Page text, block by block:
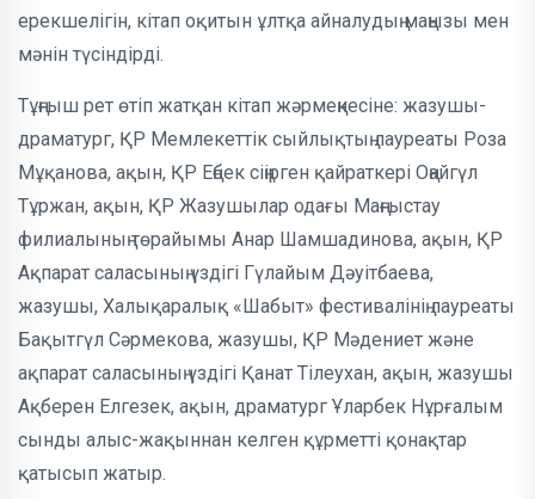
ерекшелігін, кітап оқитын ұлтқа айналудың маңызы мен
мәнін түсіндірді.
Тұңғыш рет өтіп жатқан кітап жәрмеңкесіне: жазушы-
драматург, ҚР Мемлекеттік сыйлықтың лауреаты Роза
Мұқанова, ақын, ҚР Еңбек сіңірген қайраткері Оңайгүл
Тұржан, ақын, ҚР Жазушылар одағы Маңғыстау
филиалының төрайымы Анар Шамшадинова, ақын, ҚР
Ақпарат саласының үздігі Гүлайым Дәуітбаева,
жазушы, Халықаралық «Шабыт» фестивалінің лауреаты
Бақытгүл Сәрмекова, жазушы, ҚР Мәдениет және
ақпарат саласының үздігі Қанат Тілеухан, ақын, жазушы
Ақберен Елгезек, ақын, драматург Ұларбек Нұрғалым
сынды алыс-жақыннан келген құрметті қонақтар
қатысып жатыр.